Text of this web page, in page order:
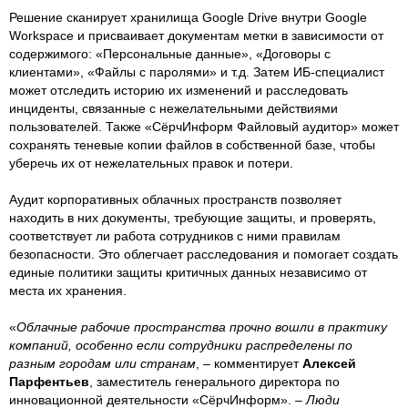
Решение сканирует хранилища Google Drive внутри Google
Workspace и присваивает документам метки в зависимости от
содержимого: «Персональные данные», «Договоры с
клиентами», «Файлы с паролями» и т.д. Затем ИБ-специалист
может отследить историю их изменений и расследовать
инциденты, связанные с нежелательными действиями
пользователей. Также «СёрчИнформ Файловый аудитор» может
сохранять теневые копии файлов в собственной базе, чтобы
уберечь их от нежелательных правок и потери.
Аудит корпоративных облачных пространств позволяет
находить в них документы, требующие защиты, и проверять,
соответствует ли работа сотрудников с ними правилам
безопасности. Это облегчает расследования и помогает создать
единые политики защиты критичных данных независимо от
места их хранения.
«Облачные рабочие пространства прочно вошли в практику
компаний, особенно если сотрудники распределены по
разным городам или странам , – комментируетАлексей
Парфентьев , заместитель генерального директора по
инновационной деятельности «СёрчИнформ». – Люди